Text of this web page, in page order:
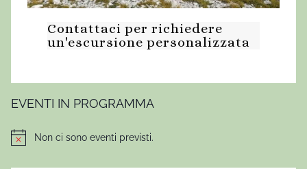
Contattaci per richiedere
un'escursione personalizzata
EVENTI IN PROGRAMMA
NoticeNon ci sono eventi previsti.